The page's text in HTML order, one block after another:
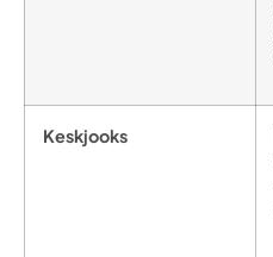
Keskjooks